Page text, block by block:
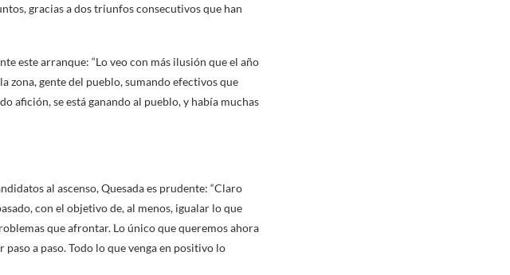
gracias a dos triunfos consecutivos que han
este arranque: “Lo veo con más ilusión que el año
zona, gente del pueblo, sumando efectivos que
afición, se está ganando al pueblo, y había muchas
al ascenso, Quesada es prudente: “Claro
con el objetivo de, al menos, igualar lo que
que afrontar. Lo único que queremos ahora
a paso. Todo lo que venga en positivo lo